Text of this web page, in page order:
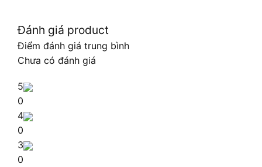
Đánh giá product
Điểm đánh giá trung bình
Chưa có đánh giá
5
0
4
0
3
0